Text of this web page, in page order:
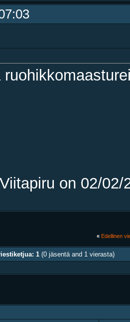
on 02/02/
« Edellinen
1 (0 jäsentä and 1 vierasta)